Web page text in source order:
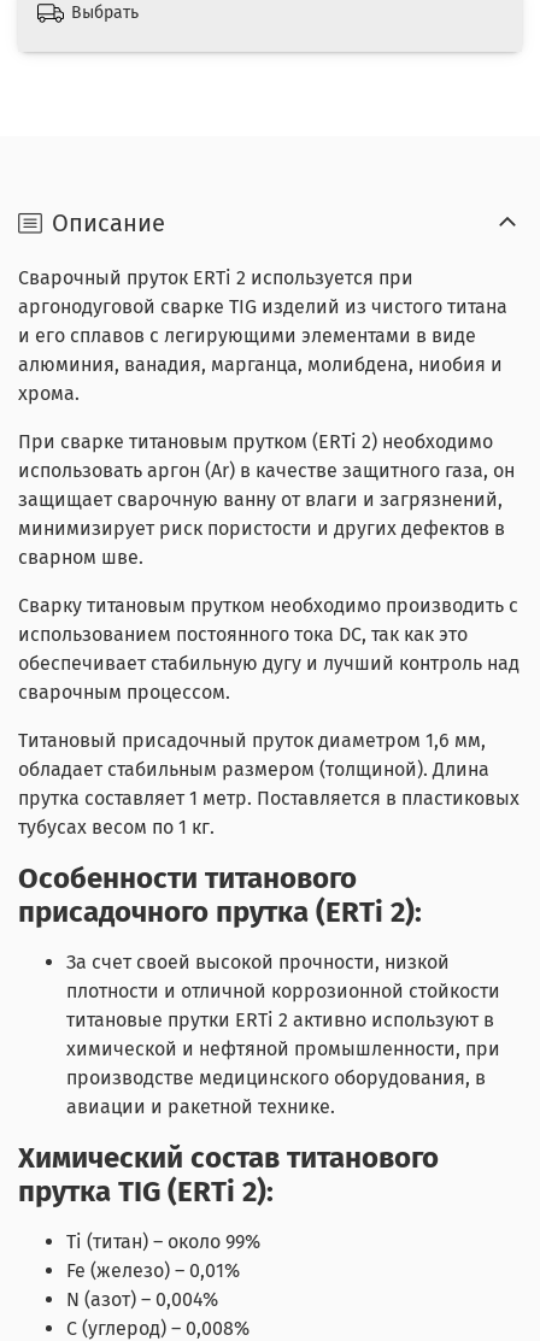
Выбрать
Описание
Сварочный пруток ERTi 2 используется при
аргонодуговой сварке TIG изделий из чистого титана
и его сплавов с легирующими элементами в виде
алюминия, ванадия, марганца, молибдена, ниобия и
хрома.
При сварке титановым прутком (ERTi 2) необходимо
использовать аргон (Ar) в качестве защитного газа, он
защищает сварочную ванну от влаги и загрязнений,
минимизирует риск пористости и других дефектов в
сварном шве.
Сварку титановым прутком необходимо производить с
использованием постоянного тока DC, так как это
обеспечивает стабильную дугу и лучший контроль над
сварочным процессом.
Титановый присадочный пруток диаметром 1,6 мм,
обладает стабильным размером (толщиной). Длина
прутка составляет 1 метр. Поставляется в пластиковых
тубусах весом по 1 кг.
Особенности титанового
присадочного прутка (ERTi 2):
За счет своей высокой прочности, низкой
плотности и отличной коррозионной стойкости
титановые прутки ERTi 2 активно используют в
химической и нефтяной промышленности, при
производстве медицинского оборудования, в
авиации и ракетной технике.
Химический состав титанового
прутка TIG (ERTi 2):
Ti (титан) – около 99%
Fe (железо) – 0,01%
N (азот) – 0,004%
С (углерод) – 0,008%